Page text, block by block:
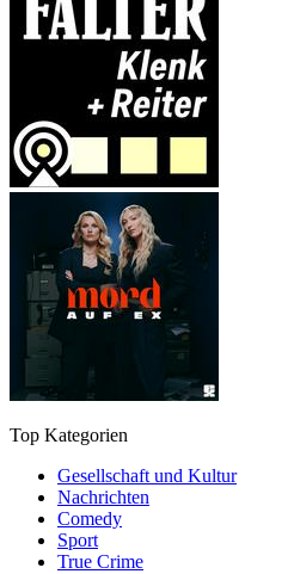
Top Kategorien
Gesellschaft und Kultur
Nachrichten
Comedy
Sport
True Crime